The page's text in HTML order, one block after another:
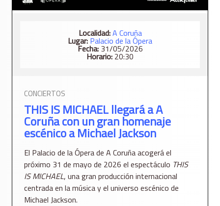
Localidad:A Coruña
Lugar: Palacio de la Ópera
Fecha:31/05/2026
Horario: 20:30
CONCIERTOS
THIS IS MICHAEL llegará a A
Coruña con un gran homenaje
escénico a Michael Jackson
El Palacio de la Ópera de A Coruñaacogerá el
próximo 31 de mayo de 2026 el espectáculo THIS
IS MICHAEL, una gran producción internacional
centrada en la música y el universo escénico de
Michael Jackson.